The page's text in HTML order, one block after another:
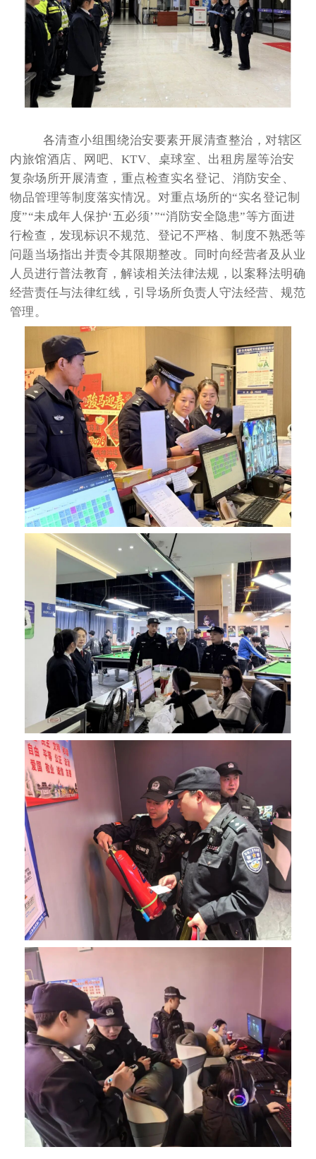
各清查小组围绕治安要素开展清查整治，对辖区
内旅馆酒店、网吧、 KTV、桌球室、出租房屋等治安
复杂场所开展清查，重点检查实名登记、消防安全、
物品管理等制度落实情况。 对重点场所的“实名登记制
度”“未成年人保护‘五必须’”“消防安全隐患”等方面进
行检查，发现标识不规范、登记不严格、制度不熟悉等
问题当场指出并责令其限期整改。同时向经营者及从业
人员进行普法教育，解读相关法律法规，以案释法明确
经营责任与法律红线，引导场所负责人守法经营、规范
管理。